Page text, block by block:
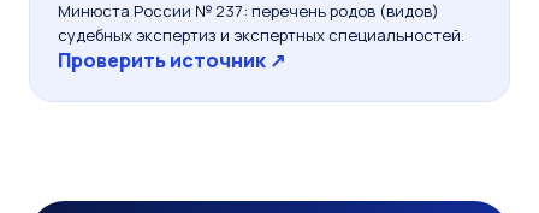
Минюста России № 237: перечень родов (видов)
судебных экспертиз и экспертных специальностей.
Проверить источник ↗